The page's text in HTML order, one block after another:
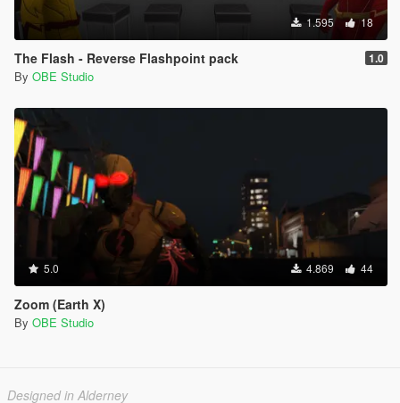
1.595 18
The Flash - Reverse Flashpoint pack 1.0
By OBE Studio
5.0 4.869 44
Zoom (Earth X)
By OBE Studio
Designed in Alderney